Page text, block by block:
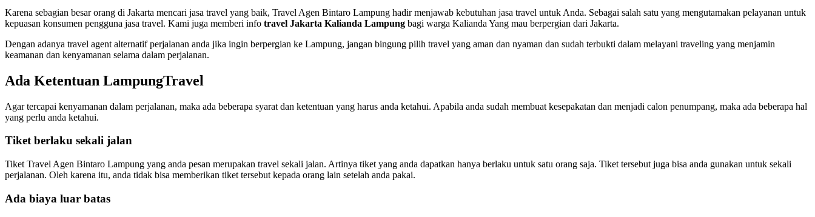
Karena sebagian besar orang di Jakarta mencari jasa travel yang baik, Travel Agen Bintaro Lampung hadir menjawab kebutuhan jasa travel untuk Anda. Sebagai salah satu yang mengutamakan pelayanan untuk
kepuasan konsumen pengguna jasa travel. Kami juga memberi info travel Jakarta Kalianda Lampung bagi warga Kalianda Yang mau berpergian dari Jakarta.
Dengan adanya travel agent alternatif perjalanan anda jika ingin berpergian ke Lampung, jangan bingung pilih travel yang aman dan nyaman dan sudah terbukti dalam melayani traveling yang menjamin
keamanan dan kenyamanan selama dalam perjalanan.
Ada Ketentuan LampungTravel
Agar tercapai kenyamanan dalam perjalanan, maka ada beberapa syarat dan ketentuan yang harus anda ketahui. Apabila anda sudah membuat kesepakatan dan menjadi calon penumpang, maka ada beberapa hal
yang perlu anda ketahui.
Tiket berlaku sekali jalan
Tiket Travel Agen Bintaro Lampung yang anda pesan merupakan travel sekali jalan. Artinya tiket yang anda dapatkan hanya berlaku untuk satu orang saja. Tiket tersebut juga bisa anda gunakan untuk sekali
perjalanan. Oleh karena itu, anda tidak bisa memberikan tiket tersebut kepada orang lain setelah anda pakai.
Ada biaya luar batas